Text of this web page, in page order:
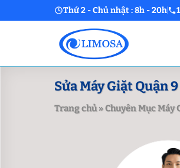
to
Thứ 2 - Chủ nhật : 8h - 20h
Sửa Máy Giặt Quận
Trang chủ»Chuyên Mục Máy